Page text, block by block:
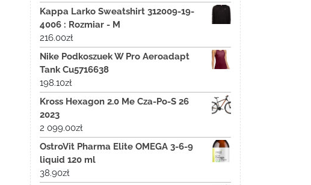
Kappa Larko Sweatshirt 312009-19-
4006 : Rozmiar - M
216.00zł
Nike Podkoszuek W Pro Aeroadapt
Tank Cu5716638
198.10zł
Kross Hexagon 2.0 Me Cza-Po-S 26
2023
2 099.00zł
OstroVit Pharma Elite OMEGA 3-6-9
liquid 120 ml
38.90zł